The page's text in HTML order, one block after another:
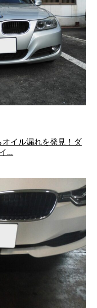
イル漏れを発見！ダ
...